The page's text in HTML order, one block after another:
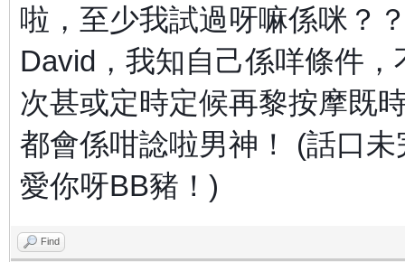
啦，至少我試過呀嘛係咪？
David，我知自己係咩條件
次甚或定時定候再黎按摩既
都會係咁諗啦男神！ (話口
愛你呀BB豬！)
Find